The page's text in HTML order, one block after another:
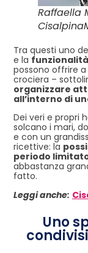
Raffaella
Tra questi uno
e la funzionalità
possono offrire a
crociera –
organizzare
all’interno di
Dei veri e propri
solcano i mari,
e con un
ricettive: la
periodo
abbastanza
fatto.
Leggi anche:
Uno